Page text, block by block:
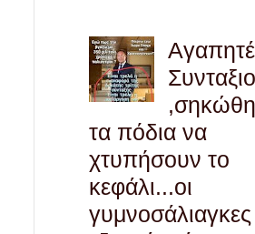
Αγαπητέ
τα πόδια να
χτυπήσουν το
κεφάλι...οι